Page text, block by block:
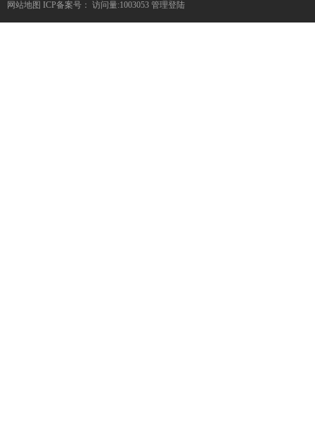
网站地图 ICP备案号： 访问量:1003053 管理登陆